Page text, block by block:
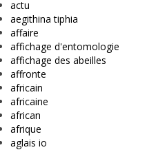
actu
aegithina tiphia
affaire
affichage d'entomologie
affichage des abeilles
affronte
africain
africaine
african
afrique
aglais io